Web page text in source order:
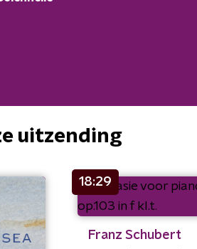
uitzending
18:29
Franz Schubert